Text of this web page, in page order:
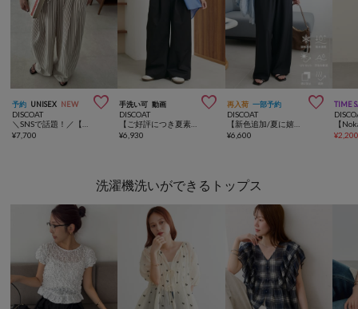
予約 UNISEX NEW 
DISCOAT
＼SNSで話題！／【Enlude/夏も快適♪】アソートパターンイージーパンツ《ユニセックス》
¥7,700
手洗い可 動画 
DISCOAT
【ご好評につき夏素材が登場♪】ライト2タックワイドチノパンツ
¥6,930
再入荷 一部予約 
DISCOAT
【新色追加/夏に嬉しい6機能/6サイズ展開】ー3kg見え!多機能とろみイージーパンツ
¥6,600
TIME
¥
洗濯機洗いができるトップス